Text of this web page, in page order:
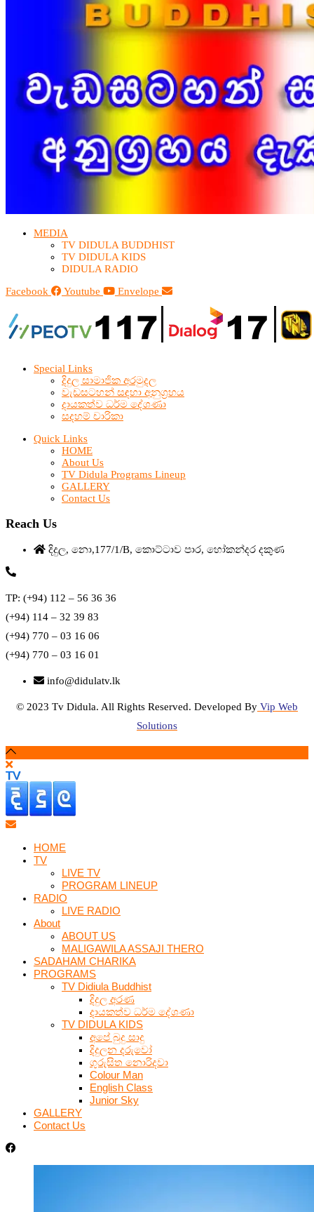
MEDIA
TV DIDULA BUDDHIST​
TV DIDULA KIDS
DIDULA RADIO
Facebook
Youtube Envelope
Special Links
දිදුල සාමාජික අරමුදල
වැඩසටහන් සඳහා අනුග්‍රහය
දායකත්ව ධර්ම දේශණා
සදහම් චාරිකා
Quick Links
HOME
About Us
TV Didula Programs Lineup
GALLERY
Contact Us
Reach Us
දිදුල, නො,177/1/B, කොට්ටාව පාර, හෝකන්දර දකුණ
TP: (+94) 112 – 56 36 36
(+94) 114 – 32 39 83
(+94) 770 – 03 16 06
(+94) 770 – 03 16 01
info@didulatv.lk
© 2023 Tv Didula. All Rights Reserved. Developed By Vip Web
Solutions
HOME
TV
LIVE TV
PROGRAM LINEUP
RADIO
LIVE RADIO
About
ABOUT US
MALIGAWILA ASSAJI THERO
SADAHAM CHARIKA
PROGRAMS
TV Didiula Buddhist
දිදුල අරණ
දායකත්ව ධර්ම දේශණා
TV DIDULA KIDS
අපේ බුදු සාදු
දිදුලන දරුවෝ
ගුරුසිත නොරිදවා
Colour Man
English Class
Junior Sky
GALLERY
Contact Us